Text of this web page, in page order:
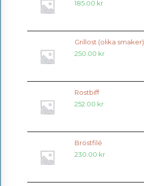
185.00 kr
Grillost (olika smaker)
250.00 kr
Rostbiff
252.00 kr
Bröstfilé
230.00 kr